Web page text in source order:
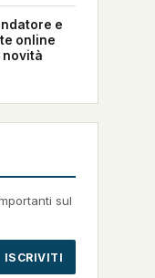
e
online
novità
sul
ISCRIVITI